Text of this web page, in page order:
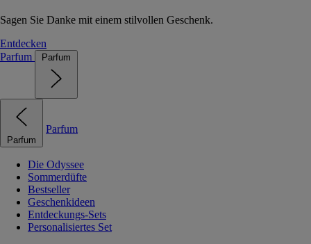
Sagen Sie Danke mit einem stilvollen Geschenk.
Entdecken
Parfum
Parfum
Parfum
Parfum
Die Odyssee
Sommerdüfte
Bestseller
Geschenkideen
Entdeckungs-Sets
Personalisiertes Set